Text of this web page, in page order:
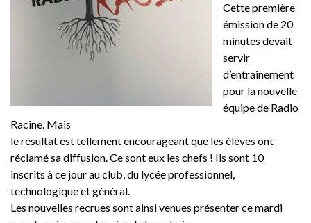
Cette première
émission de 20
minutes devait
servir
d’entraînement
pour la nouvelle
équipe de Radio
Racine. Mais
le résultat est tellement encourageant que les élèves ont
réclamé sa diffusion. Ce sont eux les chefs ! Ils sont 10
inscrits à ce jour au club, du lycée professionnel,
technologique et général.
Les nouvelles recrues sont ainsi venues présenter ce mardi